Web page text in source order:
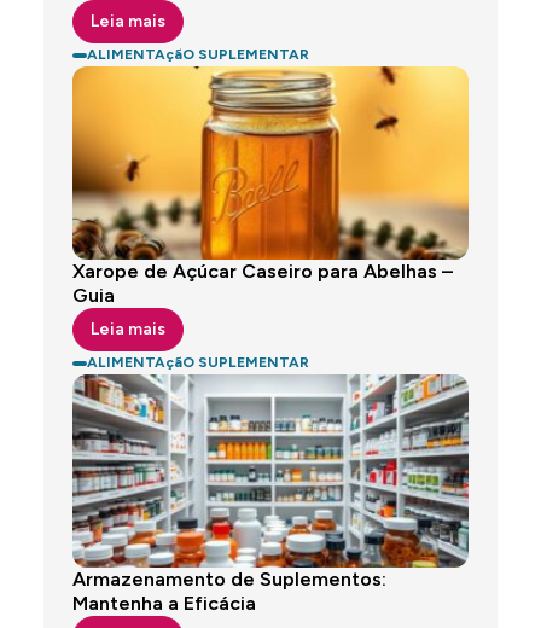
Leia mais
ALIMENTAçãO SUPLEMENTAR
Xarope de Açúcar Caseiro para Abelhas –
Guia
Leia mais
ALIMENTAçãO SUPLEMENTAR
Armazenamento de Suplementos:
Mantenha a Eficácia